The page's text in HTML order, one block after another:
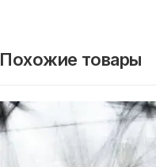
Похожие товары